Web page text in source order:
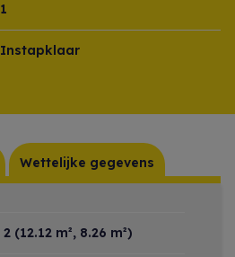
1
Instapklaar
Wettelijke gegevens
2 (12.12 m², 8.26 m²)